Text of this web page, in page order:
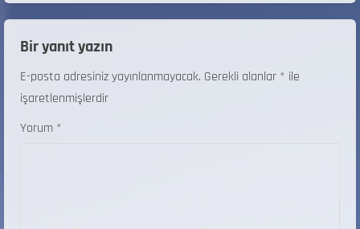
Bir yanıt yazın
E-posta adresiniz yayınlanmayacak. Gerekli alanlar * ile
işaretlenmişlerdir
Yorum *